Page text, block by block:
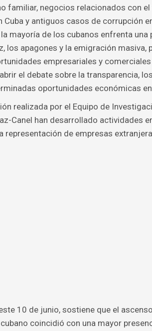
familiar, negocios relacionados con
Cuba y antiguos casos de corrupción
mayoría de los cubanos enfrenta
los apagones y la emigración masiva,
empresariales y
el debate sobre la transparencia,
oportunidades económicas en
realizada por el Equipo de
Canel han desarrollado actividades
representación de empresas
10 de junio, sostiene que el
coincidió con una mayor